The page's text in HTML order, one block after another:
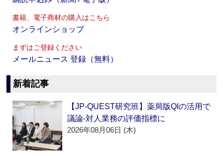
書籍、電子商材の購入はこちら
オンラインショップ
まずはご登録ください
メールニュース 登録（無料）
新着記事
【JP-QUEST研究班】薬局版QIの活用で
議論‐対人業務の評価指標に
2026年08月06日 (木)